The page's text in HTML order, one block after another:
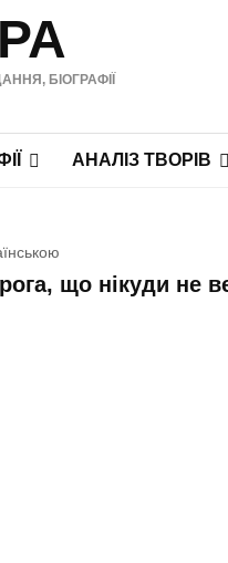
БІОГРАФІЇ
АНАЛІЗ ТВОРІВ
що нікуди не